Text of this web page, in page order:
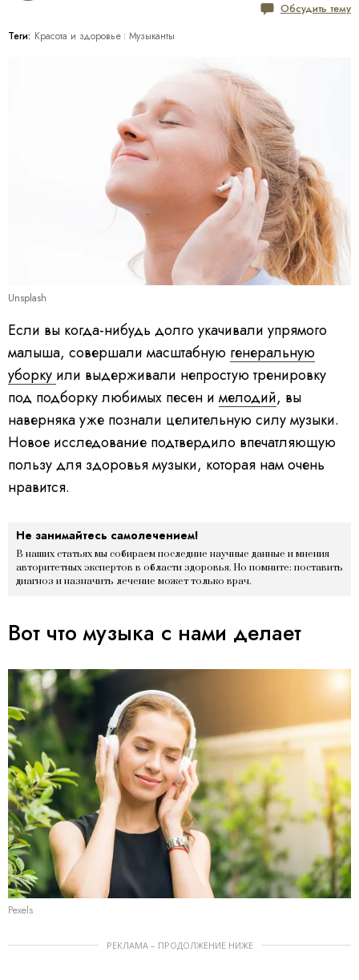
Обсудить тему
Теги: Красота и здоровье Музыканты
Unsplash
Если вы когда-нибудь долго укачивали упрямого
малыша, совершали масштабную генеральную
уборку или выдерживали непростую тренировку
под подборку любимых песен и мелодий, вы
наверняка уже познали целительную силу музыки.
Новое исследование подтвердило впечатляющую
пользу для здоровья музыки, которая нам очень
нравится.
Не занимайтесь самолечением!
В наших статьях мы собираем последние научные данные и мнения
авторитетных экспертов в области здоровья. Но помните: поставить
диагноз и назначить лечение может только врач.
Вот что музыка с нами делает
Pexels
РЕКЛАМА – ПРОДОЛЖЕНИЕ НИЖЕ